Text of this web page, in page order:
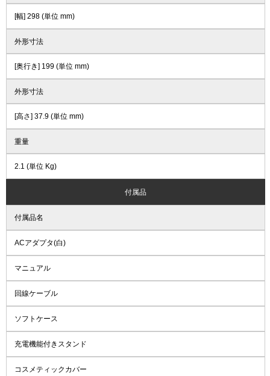
[幅] 298 (単位 mm)
外形寸法
[奥行き] 199 (単位 mm)
外形寸法
[高さ] 37.9 (単位 mm)
重量
2.1 (単位 Kg)
付属品
付属品名
ACアダプタ(白)
マニュアル
回線ケーブル
ソフトケース
充電機能付きスタンド
コスメティックカバー